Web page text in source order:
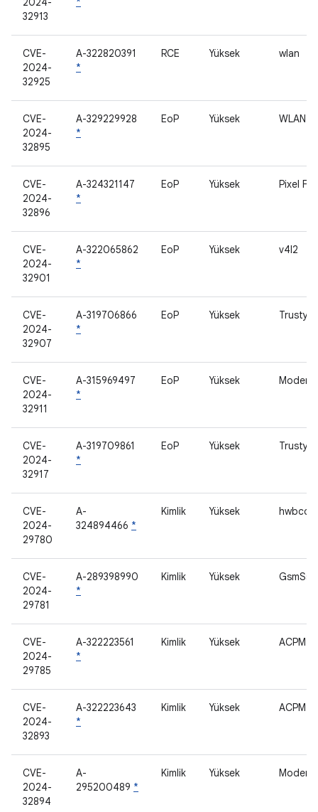
32913
CVE-
2024-
32925
A-322820391
*
RCE Yüksek wlan
CVE-
2024-
32895
A-329229928
*
EoP Yüksek WLAN
CVE-
2024-
32896
A-324321147
*
EoP Yüksek Pixel
CVE-
2024-
32901
A-322065862
*
EoP Yüksek v4l2
CVE-
2024-
32907
A-319706866
*
EoP Yüksek Trusty /
CVE-
2024-
32911
A-315969497
*
EoP Yüksek Modem
CVE-
2024-
32917
A-319709861
*
EoP Yüksek Trusty
CVE-
2024-
29780
A-
324894466 *
Kimlik Yüksek hwbcc
CVE-
2024-
29781
A-289398990
*
Kimlik Yüksek GsmSs
CVE-
2024-
29785
A-322223561
*
Kimlik Yüksek ACPM
CVE-
2024-
32893
A-322223643
*
Kimlik Yüksek ACPM
CVE-
2024-
32894
A-
295200489 *
Kimlik Yüksek Modem